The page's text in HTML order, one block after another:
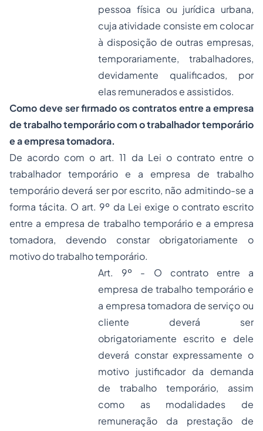
pessoa física ou jurídica urbana,
cuja atividade consiste em colocar
à disposição de outras empresas,
temporariamente, trabalhadores,
devidamente qualificados, por
elas remunerados e assistidos.
Como deve ser firmado os contratos entre a empresa
de trabalho temporário com o trabalhador temporário
e a empresa tomadora.
De acordo com o art. 11 da Lei o contrato entre o
trabalhador temporário e a empresa de trabalho
temporário deverá ser por escrito, não admitindo-se a
forma tácita. O art. 9º da Lei exige o contrato escrito
entre a empresa de trabalho temporário e a empresa
tomadora, devendo constar obrigatoriamente o
motivo do trabalho temporário.
Art. 9º - O contrato entre a
empresa de trabalho temporário e
a empresa tomadora de serviço ou
cliente deverá ser
obrigatoriamente escrito e dele
deverá constar expressamente o
motivo justificador da demanda
de trabalho temporário, assim
como as modalidades de
remuneração da prestação de